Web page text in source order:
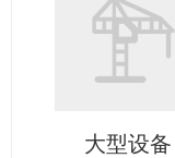
大型设备